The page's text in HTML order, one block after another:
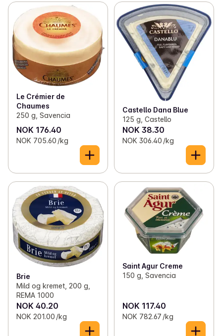
Le Crémier de
Chaumes
250 g, Savencia
NOK 176.40
NOK 705.60 /kg
Castello Dana Blue
125 g, Castello
NOK 38.30
NOK 306.40 /kg
Brie
Mild og kremet, 200 g,
REMA 1000
NOK 40.20
NOK 201.00 /kg
Saint Agur Creme
150 g, Savencia
NOK 117.40
NOK 782.67 /kg